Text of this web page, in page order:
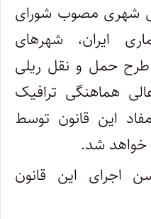
شهری مصوب شورای
ایران، شهرهای
طرح حمل و نقل ریلی
هماهنگی ترافیک
این قانون توسط
خواهد شد.
این قانون